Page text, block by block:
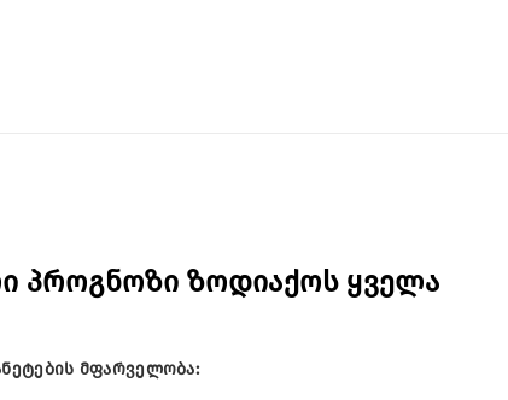
პროგნოზი ზოდიაქოს ყველა
მფარველობა: